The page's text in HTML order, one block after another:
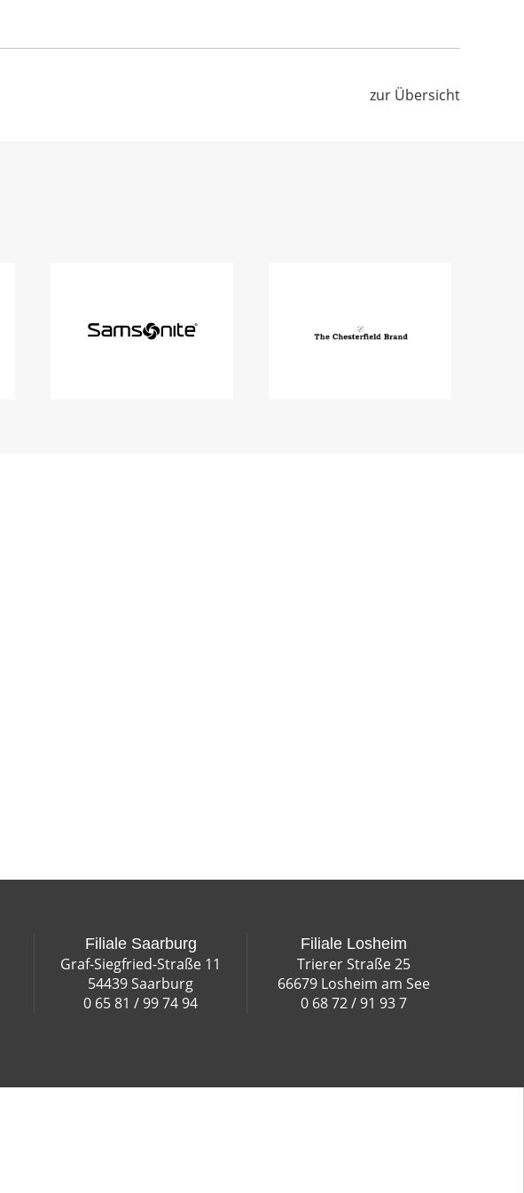
zur Übersicht
Filiale Saarburg
Graf-Siegfried-Straße 11
54439 Saarburg
0 65 81 / 99 74 94
Filiale Losheim
Trierer Straße 25
66679 Losheim am See
0 68 72 / 91 93 7